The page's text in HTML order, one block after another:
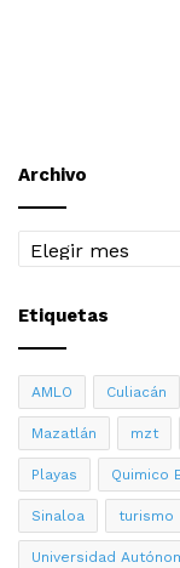
Archivo
Archivo
Etiquetas
AMLO Culiacán
Mazatlán mzt
Playas Quimico
Sinaloa turismo
Universidad